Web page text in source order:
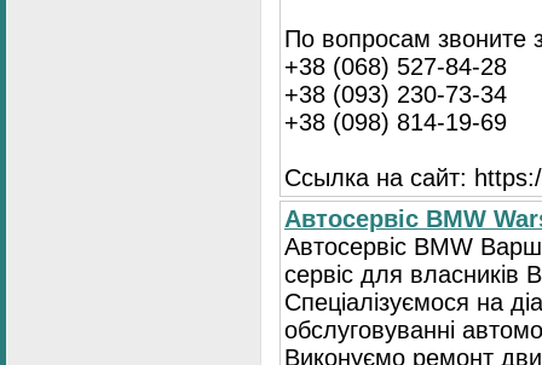
По вопросам звоните
+38 (068) 527-84-28
+38 (093) 230-73-34
+38 (098) 814-19-69
Ссылка на сайт:
Автосервіс BMW
Автосервіс BMW
сервіс для власників
Спеціалізуємося на
обслуговуванні
Виконуємо ремонт